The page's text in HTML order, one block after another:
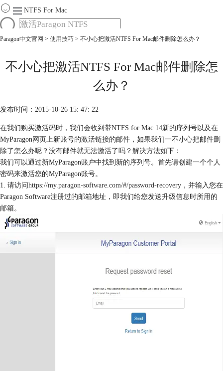
NTFS For Mac
首页
服务
Mac软件大全
购买
Paragon中文官网 > 使用技巧 > 不小心把激活NTFS For Mac邮件删除怎么办？
不小心把激活NTFS For Mac邮件删除怎
么办？
发布时间：2015-10-26 15: 47: 22
在我们购买激活码时，我们会收到带NTFS for Mac 14新的序列号以及在
MyParagon网页上新账号的激活链接的邮件，如果我们一不小心把邮件删
除了怎么办呢？没有邮件就无法激活了吗？解决方法如下：
我们可以通过新MyParagon账户中找到新的序列号。首先请创建一个个人
密码来激活您的MyParagon账号。
1. 请访问https://my.paragon-software.com/#/password-recovery ，并输入您在
Paragon Software注册过的邮箱地址，即我们给您发送升级信息时所用的
邮箱。